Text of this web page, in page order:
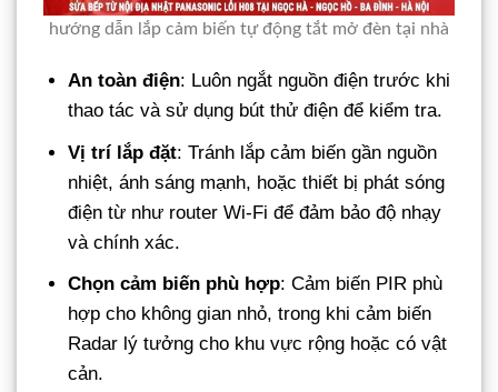
hướng dẫn lắp cảm biến tự động tắt mở đèn tại nhà
An toàn điện: Luôn ngắt nguồn điện trước khi
thao tác và sử dụng bút thử điện để kiểm tra.
Vị trí lắp đặt: Tránh lắp cảm biến gần nguồn
nhiệt, ánh sáng mạnh, hoặc thiết bị phát sóng
điện từ như router Wi-Fi để đảm bảo độ nhạy
và chính xác.
Chọn cảm biến phù hợp: Cảm biến PIR phù
hợp cho không gian nhỏ, trong khi cảm biến
Radar lý tưởng cho khu vực rộng hoặc có vật
cản.